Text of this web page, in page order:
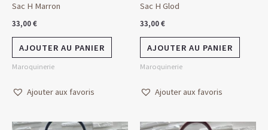
Sac H Marron
33,00€
AJOUTER AU PANIER
Maroquinerie
Ajouter aux favoris
Sac H Glod
33,00€
AJOUTER AU PANIER
Maroquinerie
Ajouter aux favoris